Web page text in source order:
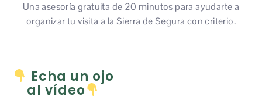
Una asesoría gratuita de 20 minutos para ayudarte a
organizar tu visita a la Sierra de Segura con criterio.
Echa un ojo
al vídeo